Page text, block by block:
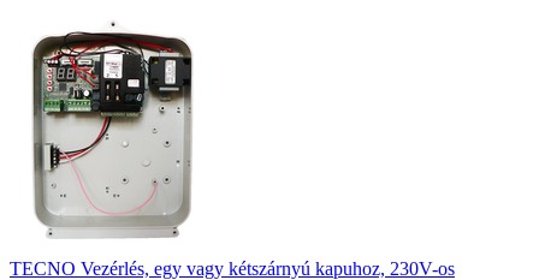
TECNO Vezérlés, egy vagy kétszárnyú kapuhoz, 230V-os